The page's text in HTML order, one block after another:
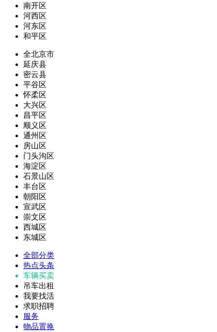
南开区
河西区
河东区
和平区
全北京市
延庆县
密云县
平谷区
怀柔区
大兴区
昌平区
顺义区
通州区
房山区
门头沟区
海淀区
石景山区
丰台区
朝阳区
宣武区
崇文区
西城区
东城区
全部分类
热点头条
车辆买卖
吊车出租
我要找活
求职招聘
服务
物品置换